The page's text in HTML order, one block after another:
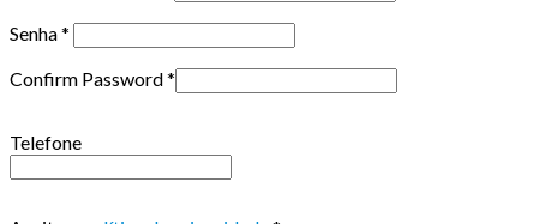
Senha*
Confirm Password*
Telefone